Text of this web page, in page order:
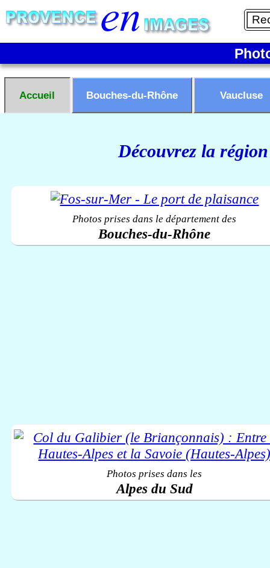
Accueil Bouches-du-Rhône Vaucluse
Découvrez la
Photos prises dans le département des
Bouches-du-Rhône
Photos prises dans les
Alpes du Sud